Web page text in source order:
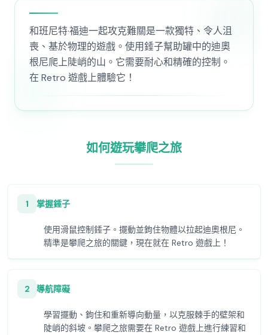
和班尼特·福迪一起攻克難關是一款獨特、令人沮
喪、基於物理的遊戲。使用錘子幫助罐中的迪奧
根尼爬上陡峭的山。它需要耐心和精確的控制。
在 Retro 遊戲上體驗它！
如何遊玩攀爬之旅
1 掌握錘子
使用滑鼠控制錘子。擺動並鉤住物體以拉起迪奧根尼。
精準是攀爬之旅的關鍵，現在就在 Retro 遊戲上！
2 導航障礙
學習擺動、鉤住和重新導向動量，以克服棘手的壁架和
陡峭的斜坡。攀爬之旅需要在 Retro 遊戲上進行練習和